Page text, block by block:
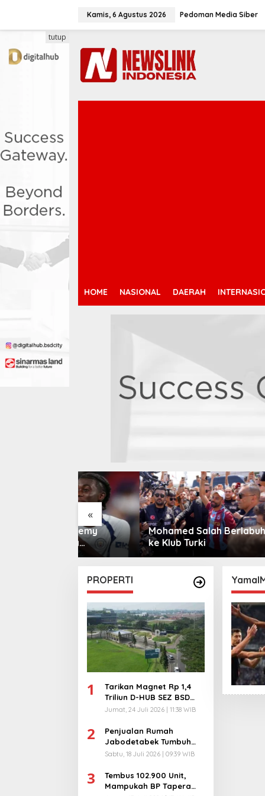
Kamis, 6 Agustus 2026 Pedoman Media Siber
HOME NASIONAL DAERAH
tutup
«
Mohamed Salah Berlabuh
ke Klub Turki
PROPERTI
1
Tarikan Magnet Rp 1,4
Triliun D-HUB SEZ BSD
City, Buka 1736
Jumat, 24 Juli 2026 | 11:38 WIB
2
Penjualan Rumah
Jabodetabek Tumbuh
94%! Developer
Ekstra
Sabtu, 18 Juli 2026 | 09:39 WIB
3
Tembus 102.900 Unit,
Mampukah BP Tapera